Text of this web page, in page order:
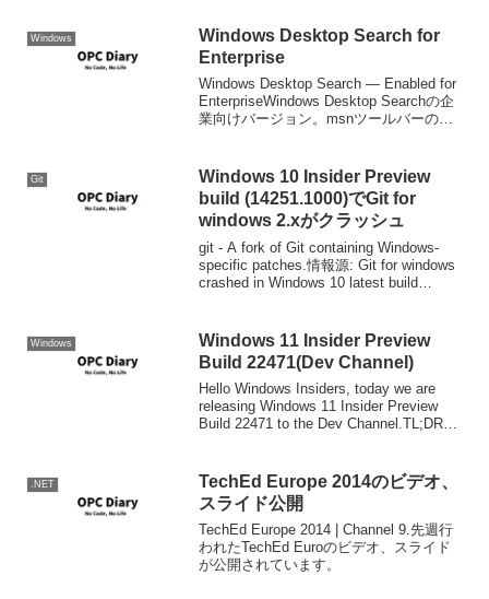
Explore...
Windows
Windows Desktop Search for
Enterprise
Windows Desktop Search — Enabled for
EnterpriseWindows Desktop Searchの企
業向けバージョン。msnツールバーのイ
Git
Windows 10 Insider Preview
build (14251.1000)でGit for
windows 2.xがクラッシュ
git - A fork of Git containing Windows-
specific patches.情報源: Git for windows
crashed in Windows 10 latest build
Windows
Windows 11 Insider Preview
Build 22471(Dev Channel)
Hello Windows Insiders, today we are
releasing Windows 11 Insider Preview
Build 22471 to the Dev Channel.TL;DR
.NET
TechEd Europe 2014のビデオ、
スライド公開
TechEd Europe 2014 | Channel 9.先週行
われたTechEd Euroのビデオ、スライド
が公開されています。